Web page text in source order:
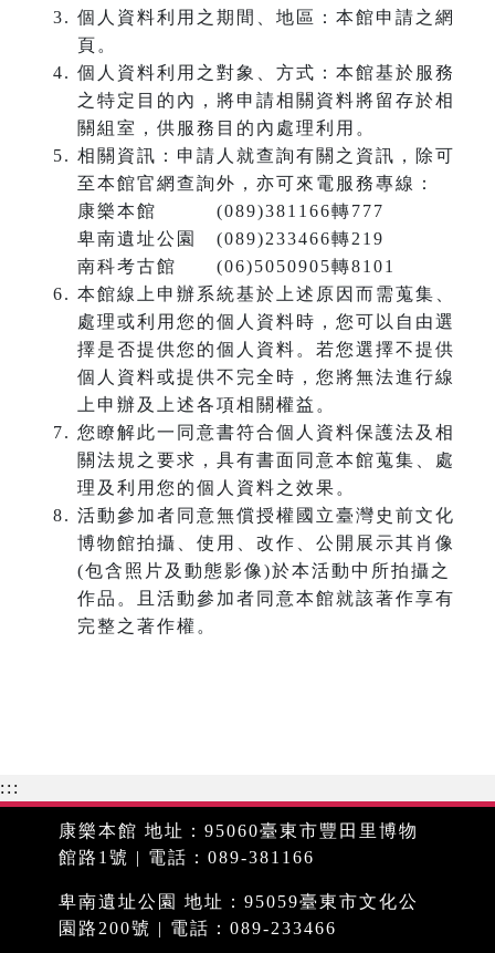
個人資料利用之期間、地區：本館申請之網
頁。
個人資料利用之對象、方式：本館基於服務
之特定目的內，將申請相關資料將留存於相
關組室，供服務目的內處理利用。
相關資訊：申請人就查詢有關之資訊，除可
至本館官網查詢外，亦可來電服務專線：
康樂本館 (089)381166轉777
卑南遺址公園 (089)233466轉219
南科考古館 (06)5050905轉8101
本館線上申辦系統基於上述原因而需蒐集、
處理或利用您的個人資料時，您可以自由選
擇是否提供您的個人資料。若您選擇不提供
個人資料或提供不完全時，您將無法進行線
上申辦及上述各項相關權益。
您瞭解此一同意書符合個人資料保護法及相
關法規之要求，具有書面同意本館蒐集、處
理及利用您的個人資料之效果。
活動參加者同意無償授權國立臺灣史前文化
博物館拍攝、使用、改作、公開展示其肖像
(包含照片及動態影像)於本活動中所拍攝之
作品。且活動參加者同意本館就該著作享有
完整之著作權。
:::
康樂本館 地址：95060臺東市豐田里博物
館路1號 | 電話：089-381166
卑南遺址公園 地址：95059臺東市文化公
園路200號 | 電話：089-233466